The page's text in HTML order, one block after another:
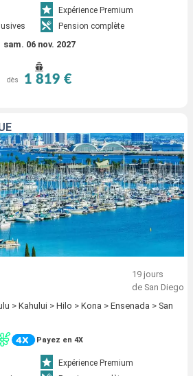
Expérience Premium
Pension complète
sam. 06 nov. 2027
dès 1 819 €
19 jours
de San Diego
> Kahului > Hilo > Kona > Ensenada > San
Payez en 4X
Expérience Premium